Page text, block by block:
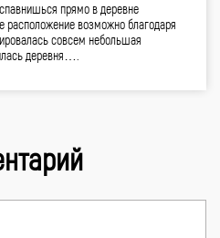
прямо в деревне
расположение возможно благодаря
совсем небольшая
деревня….